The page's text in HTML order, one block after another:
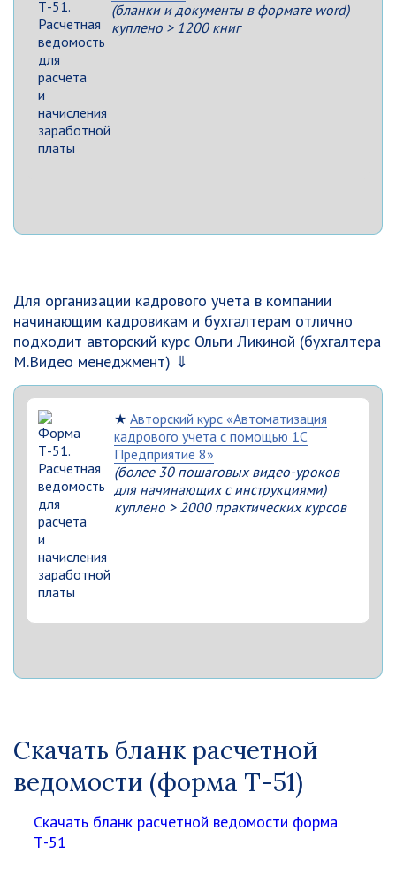
(бланки и документы в формате word)
куплено > 1200 книг
Для организации кадрового учета в компании
начинающим кадровикам и бухгалтерам отлично
подходит авторский курс Ольги Ликиной (бухгалтера
М.Видео менеджмент) ⇓
★ Авторский курс «Автоматизация
кадрового учета с помощью 1С
Предприятие 8»
(более 30 пошаговых видео-уроков
для начинающих с инструкциями)
куплено > 2000 практических курсов
Скачать бланк расчетной
ведомости (форма Т-51)
Скачать бланк расчетной ведомости форма
Т-51